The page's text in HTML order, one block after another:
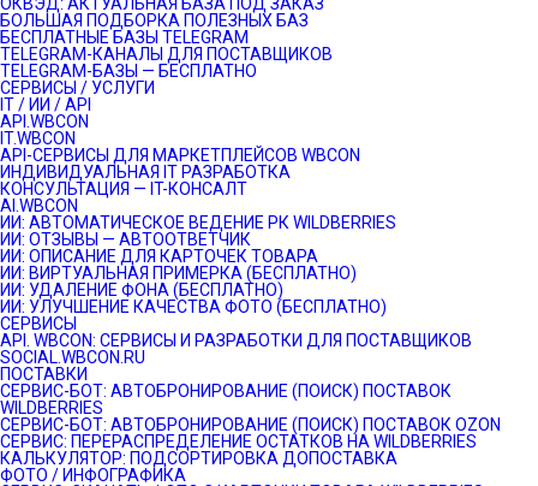
БОЛЬШАЯ ПОДБОРКА ПОЛЕЗНЫХ БАЗ
БЕСПЛАТНЫЕ БАЗЫ TELEGRAM
TELEGRAM-КАНАЛЫ ДЛЯ ПОСТАВЩИКОВ
TELEGRAM-БАЗЫ — БЕСПЛАТНО
СЕРВИСЫ / УСЛУГИ
IT / ИИ / API
API.WBCON
IT.WBCON
API-СЕРВИСЫ ДЛЯ МАРКЕТПЛЕЙСОВ WBCON
ИНДИВИДУАЛЬНАЯ IT РАЗРАБОТКА
КОНСУЛЬТАЦИЯ — IT-КОНСАЛТ
AI.WBCON
ИИ: АВТОМАТИЧЕСКОЕ ВЕДЕНИЕ РК WILDBERRIES
ИИ: ОТЗЫВЫ — АВТООТВЕТЧИК
ИИ: ОПИСАНИЕ ДЛЯ КАРТОЧЕК ТОВАРА
ИИ: ВИРТУАЛЬНАЯ ПРИМЕРКА (БЕСПЛАТНО)
ИИ: УДАЛЕНИЕ ФОНА (БЕСПЛАТНО)
ИИ: УЛУЧШЕНИЕ КАЧЕСТВА ФОТО (БЕСПЛАТНО)
СЕРВИСЫ
API. WBCON: СЕРВИСЫ И РАЗРАБОТКИ ДЛЯ ПОСТАВЩИКОВ
SOCIAL.WBCON.RU
ПОСТАВКИ
CЕРВИС-БОТ: АВТОБРОНИРОВАНИЕ (ПОИСК) ПОСТАВОК
WILDBERRIES
СЕРВИС-БОТ: АВТОБРОНИРОВАНИЕ (ПОИСК) ПОСТАВОК OZON
СЕРВИС: ПЕРЕРАСПРЕДЕЛЕНИЕ ОСТАТКОВ НА WILDBERRIES
КАЛЬКУЛЯТОР: ПОДСОРТИРОВКА ДОПОСТАВКА
ФОТО / ИНФОГРАФИКА